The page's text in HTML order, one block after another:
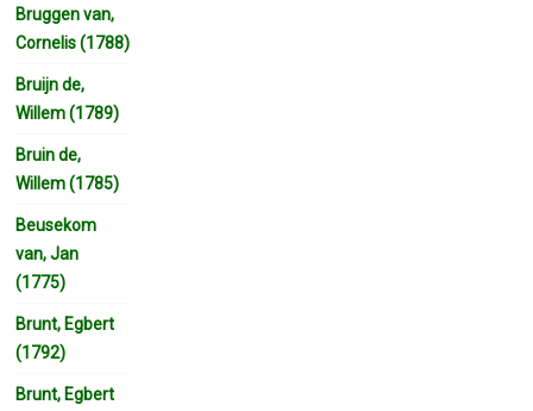
Bruggen van,
Cornelis (1788)
Bruijn de,
Willem (1789)
Bruin de,
Willem (1785)
Beusekom
van, Jan
(1775)
Brunt, Egbert
(1792)
Brunt, Egbert